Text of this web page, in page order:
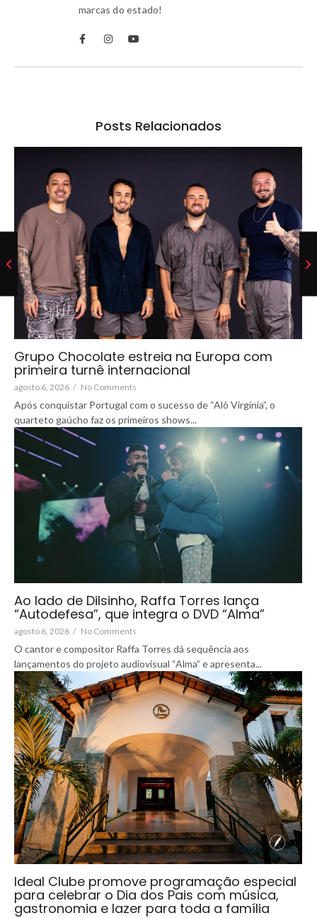
marcas do estado!
Posts Relacionados
Grupo Chocolate estreia na Europa com
primeira turnê internacional
agosto 6, 2026 / No Comments
Após conquistar Portugal com o sucesso de “Alô Virgínia”, o
quarteto gaúcho faz os primeiros shows...
Ao lado de Dilsinho, Raffa Torres lança
“Autodefesa”, que integra o DVD “Alma”
agosto 6, 2026 / No Comments
O cantor e compositor Raffa Torres dá sequência aos
lançamentos do projeto audiovisual “Alma” e apresenta...
Ideal Clube promove programação especial
para celebrar o Dia dos Pais com música,
gastronomia e lazer para toda a família